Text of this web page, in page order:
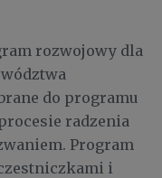
rozwojowy dla
do programu
radzenia
Program
i